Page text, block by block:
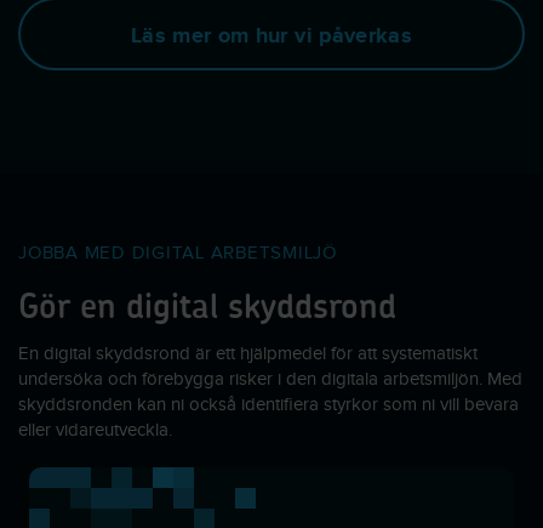
Läs mer om hur vi påverkas
JOBBA MED DIGITAL ARBETSMILJÖ
Gör en digital skyddsrond
En digital skyddsrond är ett hjälpmedel för att systematiskt
undersöka och förebygga risker i den digitala arbetsmiljön. Med
skyddsronden kan ni också identifiera styrkor som ni vill bevara
eller vidareutveckla.